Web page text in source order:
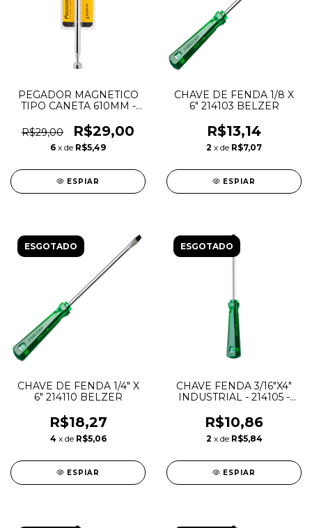
PEGADOR MAGNETICO
TIPO CANETA 610MM -
R$29,00
R$29,00
6 x de R$5,49
ESPIAR
CHAVE DE FENDA 1/8 X
6" 214103 BELZER
R$13,14
2 x de R$7,07
ESPIAR
ESGOTADO
CHAVE DE FENDA 1/4" X
6" 214110 BELZER
R$18,27
4 x de R$5,06
ESPIAR
ESGOTADO
CHAVE FENDA 3/16"X4"
INDUSTRIAL - 214105 -
R$10,86
2 x de R$5,84
ESPIAR